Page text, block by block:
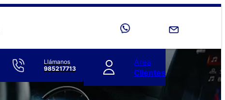
Llámanos
985217713
Área
Clientes